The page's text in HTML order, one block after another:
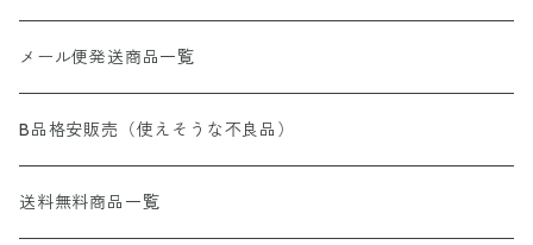
メール便発送商品一覧
B品格安販売（使えそうな不良品）
送料無料商品一覧